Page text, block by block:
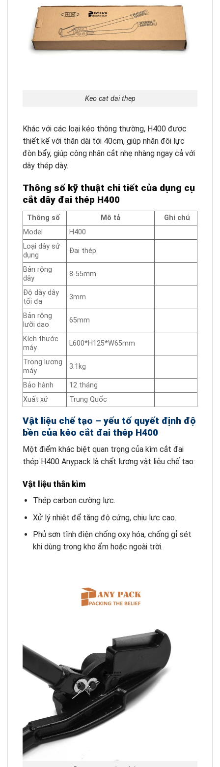
Keo cat dai thep
Khác với các loại kéo thông thường, H400 được
thiết kế với thân dài tới 40cm, giúp nhân đôi lực
đòn bẩy, giúp công nhân cắt nhẹ nhàng ngay cả với
dây thép dày.
Thông số kỹ thuật chi tiết của dụng cụ
cắt dây đai thép H400
Thông số Mô tả
Ghi chú
Model
H400
Loại dây sử
dụng
Đai thép
Bản rộng
dây
8-55mm
Độ dày dây
tối đa
3mm
Bản rộng
lưỡi dao
65mm
Kích thước
máy
L600*H125*W65mm
Trọng lượng
máy
3.1kg
Bảo hành
12 tháng
Xuất xứ
Trung Quốc
Vật liệu chế tạo – yếu tố quyết định độ
bền của kéo cắt đai thép H400
Một điểm khác biệt quan trọng của kìm cắt đai
thép H400 Anypack là chất lượng vật liệu chế tạo:
Vật liệu thân kìm
Thép carbon cường lực.
Xử lý nhiệt để tăng độ cứng, chịu lực cao.
Phủ sơn tĩnh điện chống oxy hóa, chống gỉ sét
khi dùng trong kho ẩm hoặc ngoài trời.